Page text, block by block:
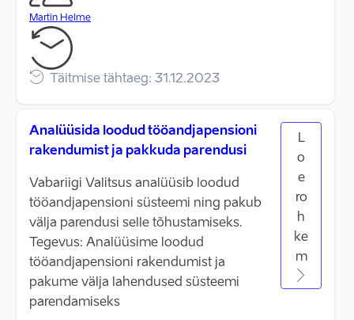
Martin Helme
Täitmise tähtaeg: 31.12.2023
Analüüsida loodud tööandjapensioni
rakendumist ja pakkuda parendusi
Vabariigi Valitsus analüüsib loodud
tööandjapensioni süsteemi ning pakub
välja parendusi selle tõhustamiseks.
Tegevus: Analüüsime loodud
tööandjapensioni rakendumist ja
pakume välja lahendused süsteemi
parendamiseks
L
o
e
ro
h
ke
m